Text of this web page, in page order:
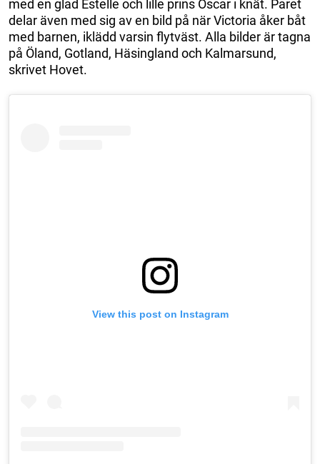
med en glad Estelle och lille prins Oscar i knät. Paret
delar även med sig av en bild på när Victoria åker båt
med barnen, iklädd varsin flytväst. Alla bilder är tagna
på Öland, Gotland, Häsingland och Kalmarsund,
skrivet Hovet.
View this post on Instagram